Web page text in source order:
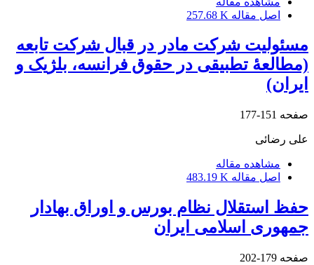
اصل مقاله 257.68 K
مسئولیت شرکت مادر در قبال شرکت تابعه
(مطالعۀ تطبیقی در حقوق فرانسه، بلژیک و
ایران)
صفحه 151-177
علی رضائی
مشاهده مقاله
اصل مقاله 483.19 K
حفظ استقلال نظام بورس و اوراق بهادار
جمهوری اسلامی ایران
صفحه 179-202